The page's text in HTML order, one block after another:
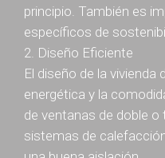
principio. También es
específicos de
2. Diseño Eficiente
El diseño de la vivienda
energética y la
de ventanas de doble
sistemas de